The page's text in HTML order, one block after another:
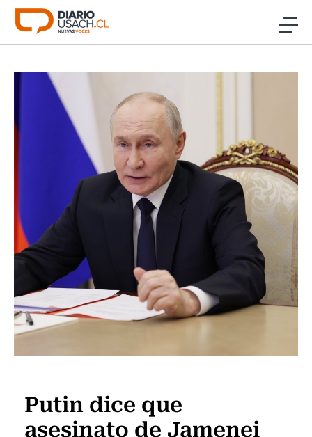
Click acá para ir directamente al contenido
Investigación
Programas Radio y TV Usach
Putin dice que
asesinato de Jamenei